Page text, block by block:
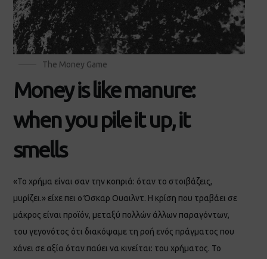
The Money Game
Money is like manure:
when you pile it up, it
smells
«Το χρήμα είναι σαν την κοπριά: όταν το στοιβάζεις,
μυρίζει.» είχε πει ο Όσκαρ Ουαιλντ. Η κρίση που τραβάει σε
μάκρος είναι προϊόν, μεταξύ πολλών άλλων παραγόντων,
του γεγονότος ότι διακόψαμε τη ροή ενός πράγματος που
χάνει σε αξία όταν παύει να κινείται: του χρήματος. Το